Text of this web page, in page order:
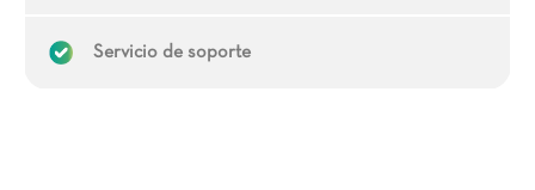
Servicio de soporte